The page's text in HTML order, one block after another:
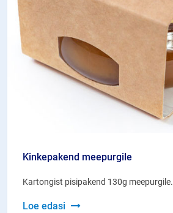
Kinkepakend meepurgile
Kartongist pisipakend 130g meepurgile.
Loe edasi
Kinkepakend